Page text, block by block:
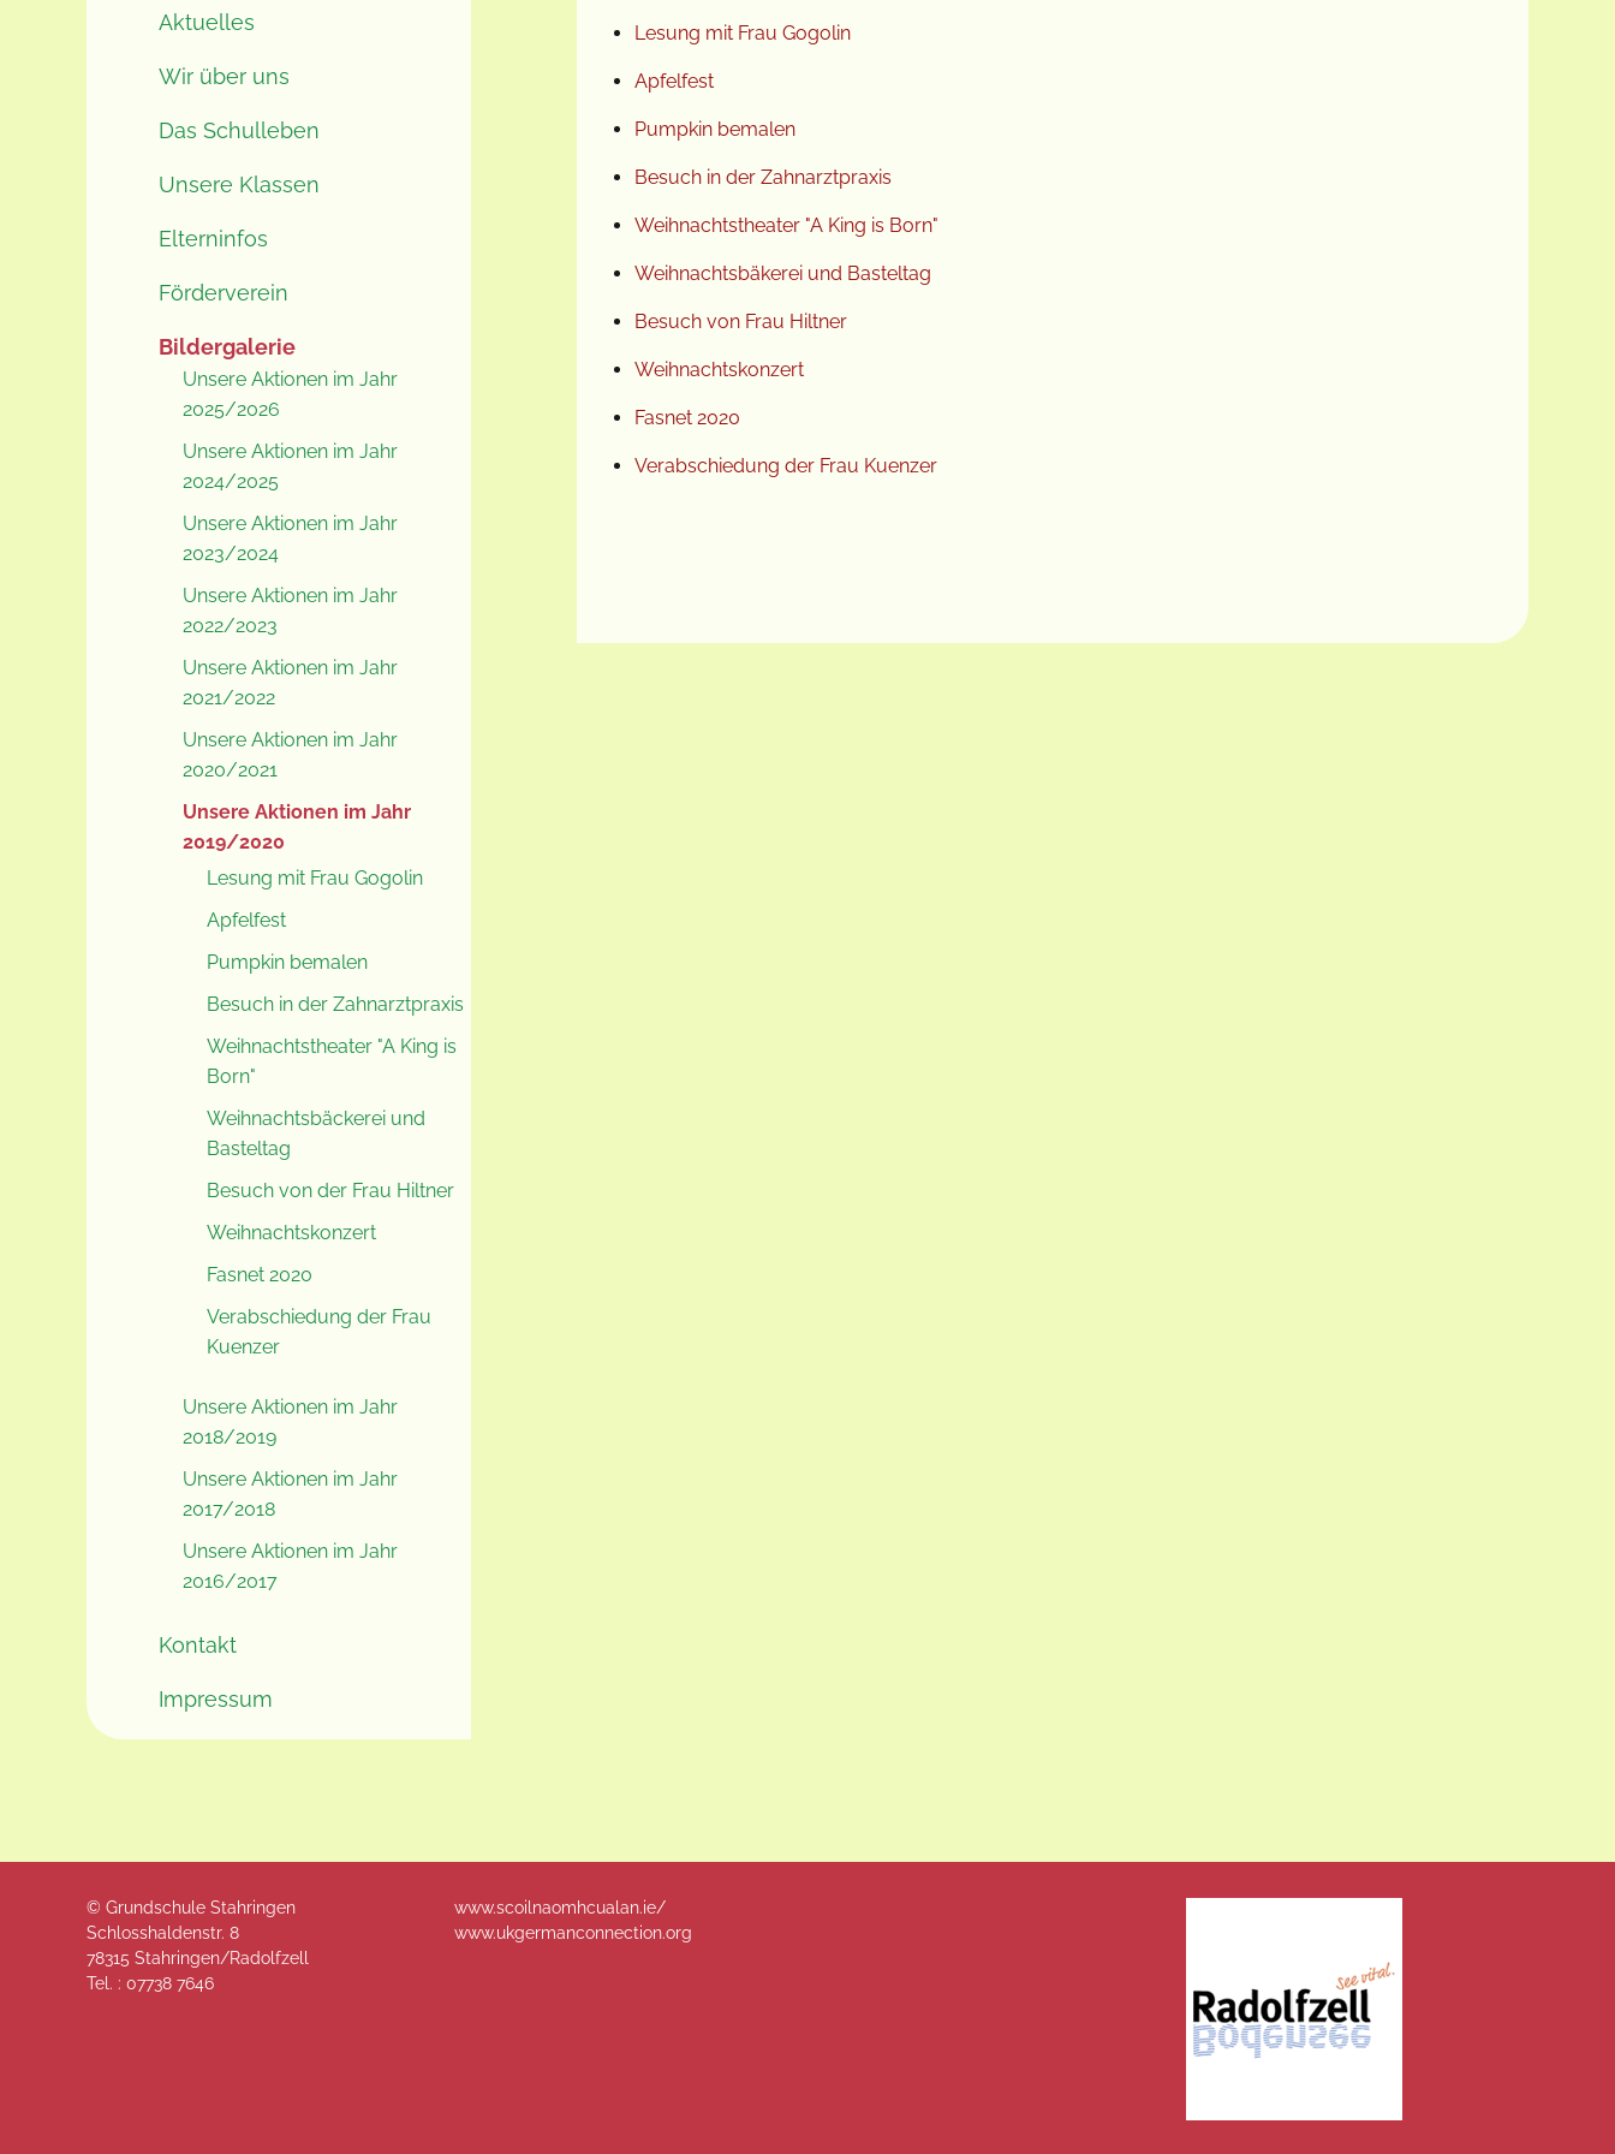
Aktuelles
Wir über uns
Das Schulleben
Unsere Klassen
Elterninfos
Förderverein
Bildergalerie
Unsere Aktionen im Jahr
2025/2026
Unsere Aktionen im Jahr
2024/2025
Unsere Aktionen im Jahr
2023/2024
Unsere Aktionen im Jahr
2022/2023
Unsere Aktionen im Jahr
2021/2022
Unsere Aktionen im Jahr
2020/2021
Unsere Aktionen im Jahr
2019/2020
Lesung mit Frau Gogolin
Apfelfest
Pumpkin bemalen
Besuch in der Zahnarztpraxis
Weihnachtstheater "A King is
Born"
Weihnachtsbäckerei und
Basteltag
Besuch von der Frau Hiltner
Weihnachtskonzert
Fasnet 2020
Verabschiedung der Frau
Kuenzer
Unsere Aktionen im Jahr
2018/2019
Unsere Aktionen im Jahr
2017/2018
Unsere Aktionen im Jahr
2016/2017
Kontakt
Impressum
Lesung mit Frau Gogolin
Apfelfest
Pumpkin bemalen
Besuch in der Zahnarztpraxis
Weihnachtstheater "A King is Born"
Weihnachtsbäkerei und Basteltag
Besuch von Frau Hiltner
Weihnachtskonzert
Fasnet 2020
Verabschiedung der Frau Kuenzer
© Grundschule Stahringen
Schlosshaldenstr. 8
78315 Stahringen/Radolfzell
Tel. : 07738 7646
www.scoilnaomhcualan.ie/
www.ukgermanconnection.org